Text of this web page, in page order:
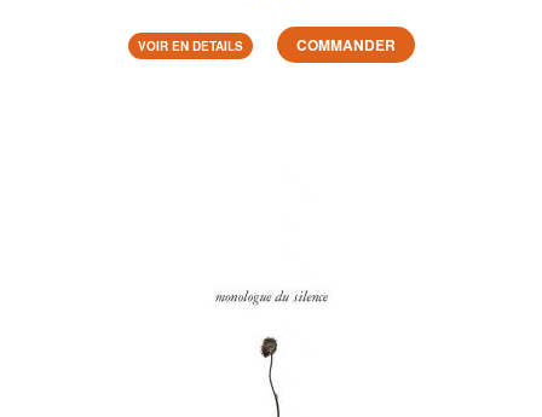
VOIR EN DETAILS COMMANDER